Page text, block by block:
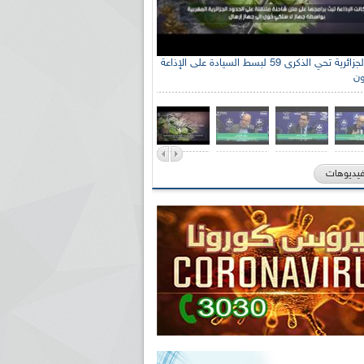
الإذاعة الجزائرية تحي الذكرى 59 لبسط السيادة على الإذاعة